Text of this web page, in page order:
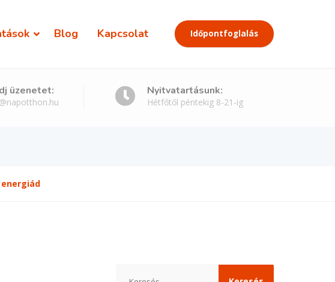
Blog Kapcsolat Időpontfoglalás
üzenetet: Nyitvatartásunk:
Hétfőtől péntekig 8-21-ig